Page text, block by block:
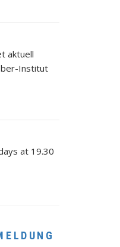
aktuell
Institut
at 19.30